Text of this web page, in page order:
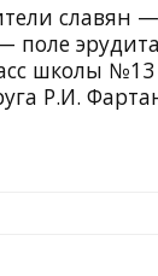
поле
школы
Р.И.